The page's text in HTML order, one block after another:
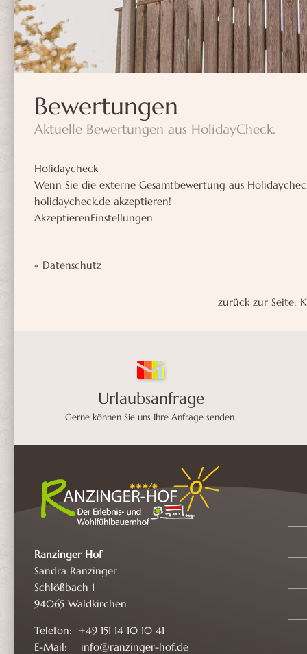
Bewertungen
Aktuelle Bewertungen aus HolidayCheck.
Holidaycheck
Wenn Sie die externe Gesamtbewertung aus
holidaycheck.de akzeptieren!
AkzeptierenEinstellungen
« Datenschutz
zurück zur Seite:
Urlaubsanfrage
Gerne können Sie uns Ihre Anfrage senden.
Ranzinger Hof
Sandra Ranzinger
Schlößbach 1
94065 Waldkirchen
Telefon: +49 151 14 10 10 41
E-Mail: info@ranzinger-hof.de